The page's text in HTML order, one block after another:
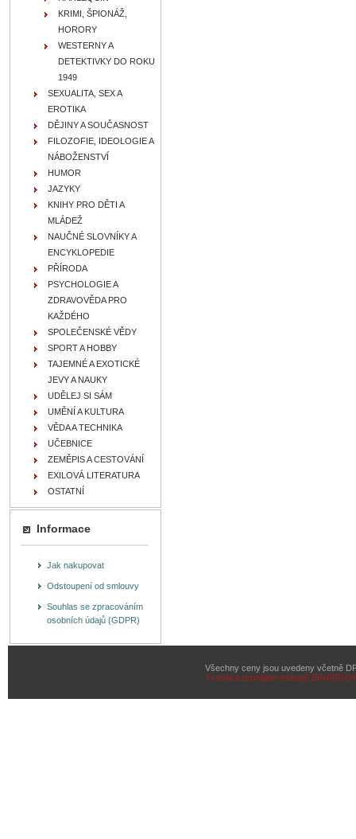
KRIMI, ŠPIONÁŽ,
HORORY
WESTERNY A
DETEKTIVKY DO ROKU
1949
SEXUALITA, SEX A
EROTIKA
DĚJINY A SOUČASNOST
FILOZOFIE, IDEOLOGIE A
NÁBOŽENSTVÍ
HUMOR
JAZYKY
KNIHY PRO DĚTI A
MLÁDEŽ
NAUČNÉ SLOVNÍKY A
ENCYKLOPEDIE
PŘÍRODA
PSYCHOLOGIE A
ZDRAVOVĚDA PRO
KAŽDÉHO
SPOLEČENSKÉ VĚDY
SPORT A HOBBY
TAJEMNÉ A EXOTICKÉ
JEVY A NAUKY
UDĚLEJ SI SÁM
UMĚNÍ A KULTURA
VĚDA A TECHNIKA
UČEBNICE
ZEMĚPIS A CESTOVÁNÍ
EXILOVÁ LITERATURA
OSTATNÍ
Informace
Jak nakupovat
Odstoupení od smlouvy
Souhlas se zpracováním
osobních údajů (GDPR)
Všechny ceny jsou uvedeny včetně
Tvorba a pronájem eshopů